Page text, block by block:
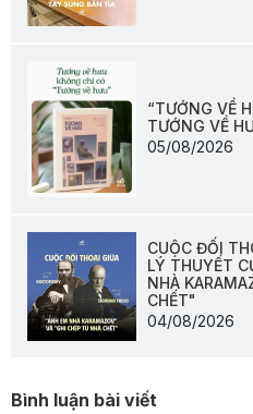
“TƯỚNG VỀ
TƯỚNG VỀ
05/08/2026
CUỘC ĐỐI
LÝ THUYẾT
NHÀ
CHẾT"
04/08/2026
Bình luận bài viết